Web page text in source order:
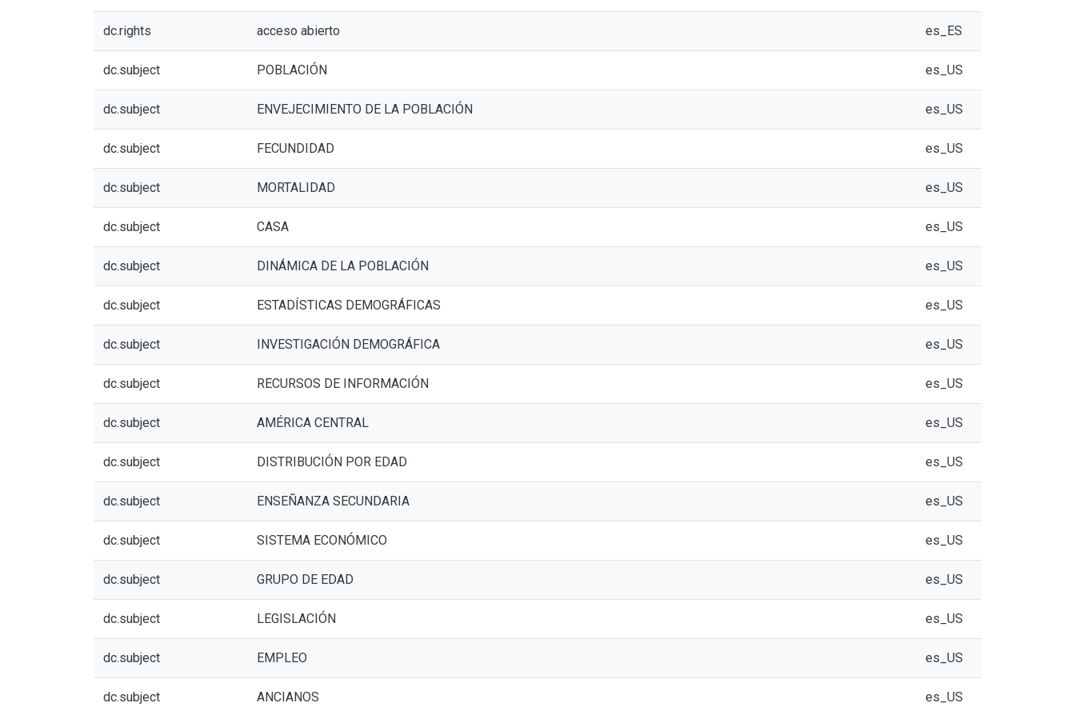
dc.rights acceso abierto es_ES
dc.subject POBLACIÓN es_US
dc.subject ENVEJECIMIENTO DE LA POBLACIÓN es_US
dc.subject FECUNDIDAD es_US
dc.subject MORTALIDAD es_US
dc.subject CASA es_US
dc.subject DINÁMICA DE LA POBLACIÓN es_US
dc.subject ESTADÍSTICAS DEMOGRÁFICAS es_US
dc.subject INVESTIGACIÓN DEMOGRÁFICA es_US
dc.subject RECURSOS DE INFORMACIÓN es_US
dc.subject AMÉRICA CENTRAL es_US
dc.subject DISTRIBUCIÓN POR EDAD es_US
dc.subject ENSEÑANZA SECUNDARIA es_US
dc.subject SISTEMA ECONÓMICO es_US
dc.subject GRUPO DE EDAD es_US
dc.subject LEGISLACIÓN es_US
dc.subject EMPLEO es_US
dc.subject ANCIANOS es_US